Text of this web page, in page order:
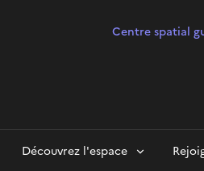
Centre spatial
Découvrez l'espace